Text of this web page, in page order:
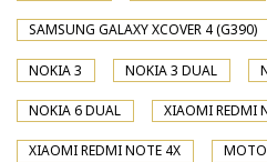
SAMSUNG GALAXY XCOVER 4 (G390)
NOKIA 3 NOKIA 3 DUAL
NOKIA 6 DUAL XIAOMI REDMI
XIAOMI REDMI NOTE 4X